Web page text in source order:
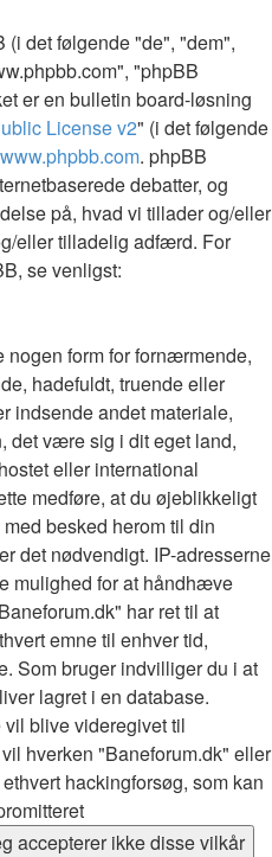
(i det følgende "de", "dem",
"phpBB
er en bulletin board-løsning
License v2" (i det følgende
www.phpbb.com. phpBB
debatter, og
på, hvad vi tillader og/eller
eller tilladelig adfærd. For
se venligst:
form for fornærmende,
hadefuldt, truende eller
indsende andet materiale,
det være sig i dit eget land,
eller international
medføre, at du øjeblikkeligt
besked herom til din
det nødvendigt. IP-adresserne
mulighed for at håndhæve
har ret til at
emne til enhver tid,
Som bruger indvilliger du i at
lagret i en database.
blive videregivet til
hverken "Baneforum.dk" eller
hackingforsøg, som kan